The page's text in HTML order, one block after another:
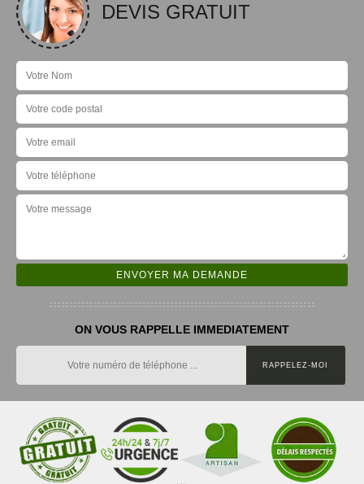
DEVIS GRATUIT
ON VOUS RAPPELLE IMMEDIATEMENT